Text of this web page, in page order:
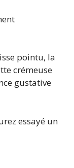
pointu, la
crémeuse
gustative
essayé un